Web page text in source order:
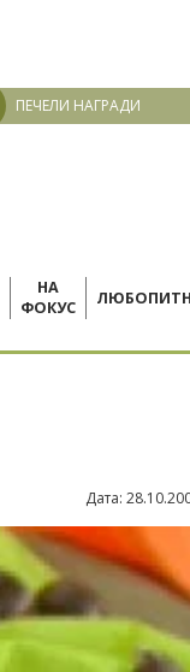
ПЕЧЕЛИ НАГРАДИ
НА
ФОКУС
Дата: